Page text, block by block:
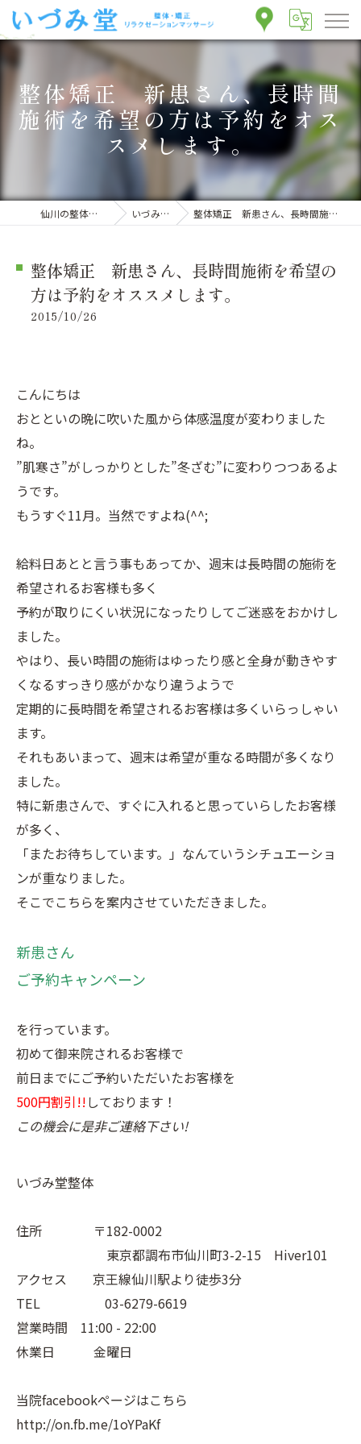
整体矯正 新患さん、長時間
施術を希望の方は予約をオス
スメします。
仙川の整体ならいづみ堂整体院 いづみ堂のブログ 整体矯正 新患さん、長時間施術を希望の方は予約をオススメします。
整体矯正 新患さん、長時間施術を希望の
方は予約をオススメします。
2015/10/26
こんにちは
おとといの晩に吹いた風から体感温度が変わりました
ね。
”肌寒さ”がしっかりとした”冬ざむ”に変わりつつあるよ
うです。
もうすぐ11月。当然ですよね(^^;
給料日あとと言う事もあってか、週末は長時間の施術を
希望されるお客様も多く
予約が取りにくい状況になったりしてご迷惑をおかけし
ました。
やはり、長い時間の施術はゆったり感と全身が動きやす
くなるすっきり感がかなり違うようで
定期的に長時間を希望されるお客様は多くいらっしゃい
ます。
それもあいまって、週末は希望が重なる時間が多くなり
ました。
特に新患さんで、すぐに入れると思っていらしたお客様
が多く、
「またお待ちしています。」なんていうシチュエーショ
ンが重なりました。
そこでこちらを案内させていただきました。
新患さん
ご予約キャンペーン
を行っています。
初めて御来院されるお客様で
前日までにご予約いただいたお客様を
500円割引!!しております！
この機会に是非ご連絡下さい!
いづみ堂整体
住所 〒182-0002
東京都調布市仙川町3-2-15 Hiver101
アクセス 京王線仙川駅より徒歩3分
TEL 03-6279-6619
営業時間 11:00 - 22:00
休業日 金曜日
当院facebookページはこちら
http://on.fb.me/1oYPaKf